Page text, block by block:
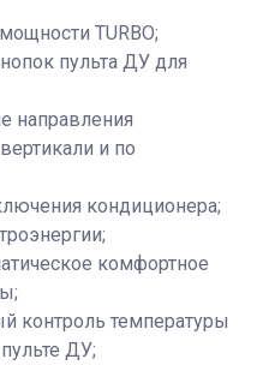
TURBO;
пульта ДУ для
направления
и по
кондиционера;
комфортное
контроль температуры
ДУ;